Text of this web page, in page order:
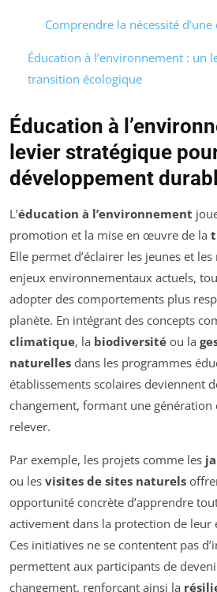
Comprendre la nécessité
Éducation à l’environnement : un
transition écologique
Éducation à
levier stratégique
développement
L’éducation à l’environnement
promotion et la mise en œuvre de la
Elle permet d’éclairer les jeunes et
enjeux environnementaux actuels,
adopter des comportements plus
planète. En intégrant des concepts
climatique, la biodiversité ou la
naturelles dans les programmes
établissements scolaires deviennent
changement, formant une génération
relever.
Par exemple, les projets comme les
ou les visites de sites naturels
opportunité concrète d’apprendre
activement dans la protection de leur
Ces initiatives ne se contentent pas
permettent aux participants de
changement, renforçant ainsi la